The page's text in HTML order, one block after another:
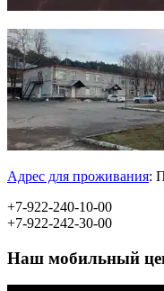
Адрес для проживания:
+7-922-240-10-00
+7-922-242-30-00
Наш мобильный